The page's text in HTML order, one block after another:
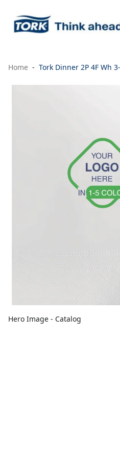
Home Tork Dinner 2P 4F Wh
Hero Image - Catalog